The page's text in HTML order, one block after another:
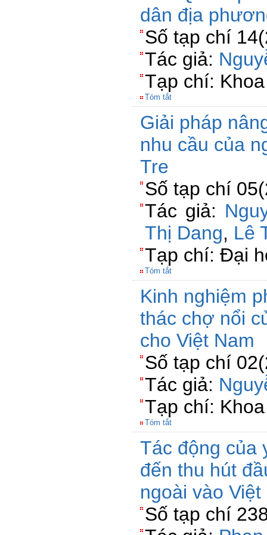
dân địa
Số tạp chí
Tác giả:
Tạp chí:
Tóm tắt
Giải pháp
nhu cầu của
Tre
Số tạp chí
Tác giả:
Thị Dang, Lê
Tạp chí: Đại
Tóm tắt
Kinh nghiệm
thác chợ nổi
cho Việt Nam
Số tạp chí
Tác giả:
Tạp chí:
Tóm tắt
Tác động của
đến thu hút
ngoài vào Việt
Số tạp chí